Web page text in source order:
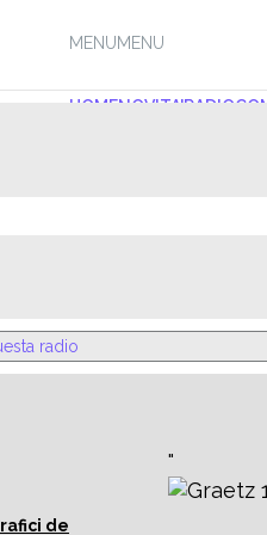
MENUMENU
HOMENOVITA'RADIO
radio
de